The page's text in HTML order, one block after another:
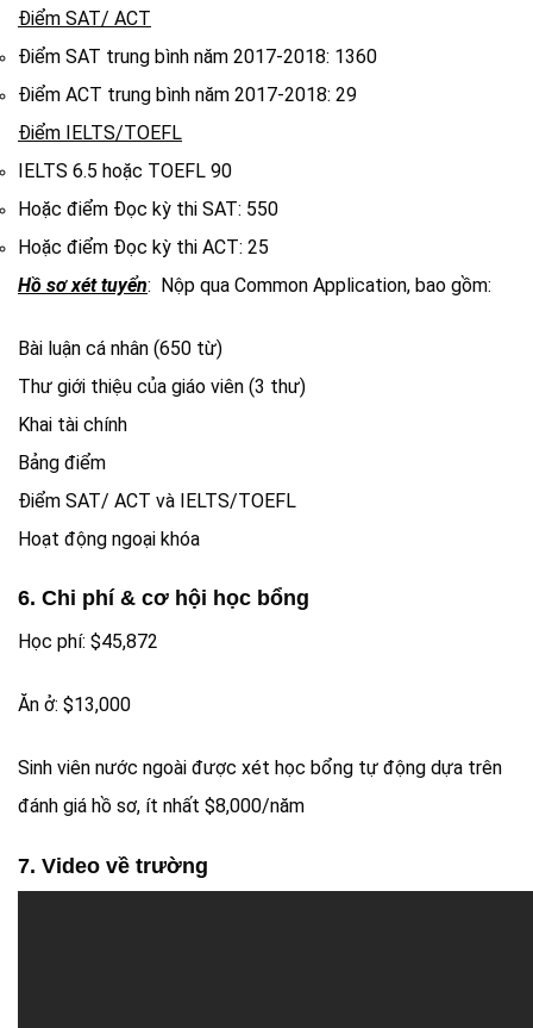
Điểm SAT/ ACT
Điểm SAT trung bình năm 2017-2018: 1360
Điểm ACT trung bình năm 2017-2018: 29
Điểm IELTS/TOEFL
IELTS 6.5 hoặc TOEFL 90
Hoặc điểm Đọc kỳ thi SAT: 550
Hoặc điểm Đọc kỳ thi ACT: 25
Hồ sơ xét tuyển: Nộp qua Common Application, bao gồm:
Bài luận cá nhân (650 từ)
Thư giới thiệu của giáo viên (3 thư)
Khai tài chính
Bảng điểm
Điểm SAT/ ACT và IELTS/TOEFL
Hoạt động ngoại khóa
6. Chi phí & cơ hội học bổng
Học phí: $45,872
Ăn ở: $13,000
Sinh viên nước ngoài được xét học bổng tự động dựa trên
đánh giá hồ sơ, ít nhất $8,000/năm
7. Video về trường